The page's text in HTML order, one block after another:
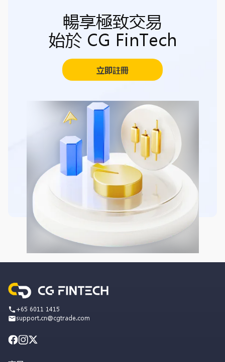
暢享極致交易
始於 CG FinTech
立即註冊
+65 6011 1415
support.cn@cgtrade.com